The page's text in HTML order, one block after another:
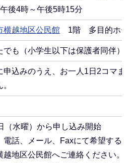
午後4時～午後5時15分
横越地区公民館 1階 多目的ホー
でも（小学生以下は保護者同伴）
申込みのうえ、お一人1日2コマま
（水曜）から申し込み開始
電話、メール、Faxにて希望する
越地区公民館へご連絡ください。